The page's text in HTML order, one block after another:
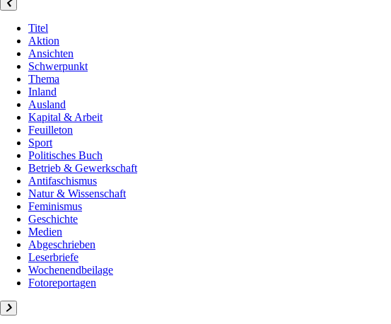
Titel
Aktion
Ansichten
Schwerpunkt
Thema
Inland
Ausland
Kapital & Arbeit
Feuilleton
Sport
Politisches Buch
Betrieb & Gewerkschaft
Antifaschismus
Natur & Wissenschaft
Feminismus
Geschichte
Medien
Abgeschrieben
Leserbriefe
Wochenendbeilage
Fotoreportagen